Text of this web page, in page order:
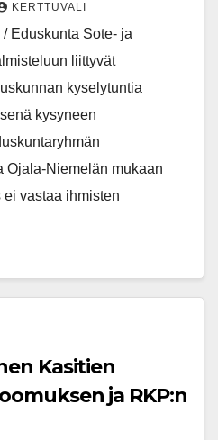
KERTTUVALI
Eduskunta Sote- ja
liittyvät
kyselytuntia
kysyneen
Ojala-Niemelän mukaan
vastaa ihmisten
Kasitien
ja RKP:n